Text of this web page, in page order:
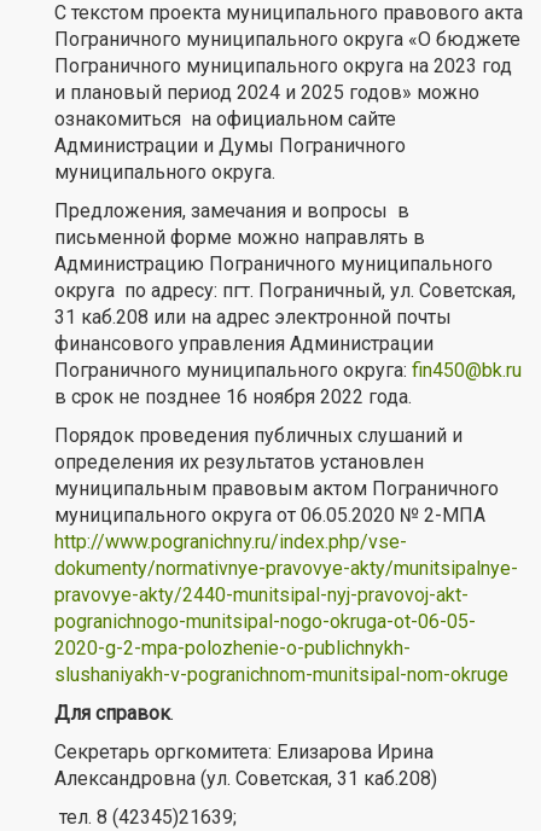
С текстом проекта муниципального правового акта
Пограничного муниципального округа «О бюджете
Пограничного муниципального округа на 2023 год
и плановый период 2024 и 2025 годов» можно
ознакомиться на официальном сайте
Администрации и Думы Пограничного
муниципального округа.
Предложения, замечания и вопросы в
письменной форме можно направлять в
Администрацию Пограничного муниципального
округа по адресу: пгт. Пограничный, ул. Советская,
31 каб.208 или на адрес электронной почты
финансового управления Администрации
Пограничного муниципального округа: fin450@bk.ru
в срок не позднее 16 ноября 2022 года.
Порядок проведения публичных слушаний и
определения их результатов установлен
муниципальным правовым актом Пограничного
муниципального округа от 06.05.2020 № 2-МПА
http://www.pogranichny.ru/index.php/vse-
dokumenty/normativnye-pravovye-akty/munitsipalnye-
pravovye-akty/2440-munitsipal-nyj-pravovoj-akt-
pogranichnogo-munitsipal-nogo-okruga-ot-06-05-
2020-g-2-mpa-polozhenie-o-publichnykh-
slushaniyakh-v-pogranichnom-munitsipal-nom-okruge
Для справок.
Секретарь оргкомитета: Елизарова Ирина
Александровна (ул. Советская, 31 каб.208)
тел. 8 (42345)21639;